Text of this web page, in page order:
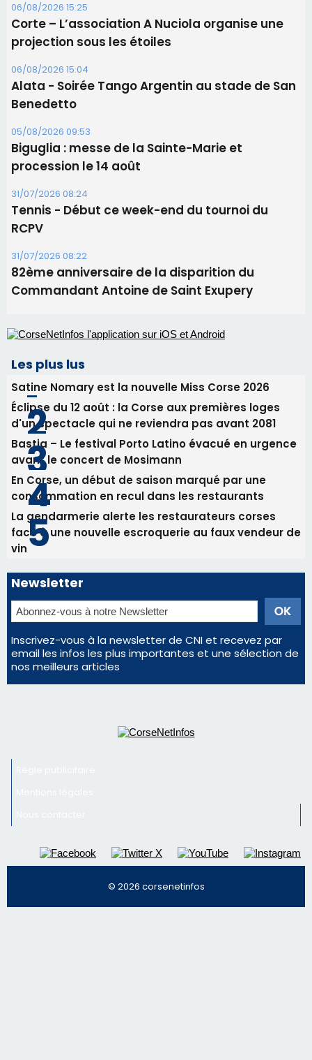
06/08/2026 15:25
Corte – L’association A Nuciola organise une
projection sous les étoiles
06/08/2026 15:04
Alata - Soirée Tango Argentin au stade de San
Benedetto
05/08/2026 09:53
Biguglia : messe de la Sainte-Marie et
procession le 14 août
31/07/2026 08:24
Tennis - Début ce week-end du tournoi du
RCPV
31/07/2026 08:22
82ème anniversaire de la disparition du
Commandant Antoine de Saint Exupery
Les plus lus
Satine Nomary est la nouvelle Miss Corse 2026
Éclipse du 12 août : la Corse aux premières loges
d'un spectacle qui ne reviendra pas avant 2081
Bastia – Le festival Porto Latino évacué en urgence
avant le concert de Mosimann
En Corse, un début de saison marqué par une
consommation en recul dans les restaurants
La gendarmerie alerte les restaurateurs corses
face à une nouvelle escroquerie au faux vendeur de
vin
Newsletter
Inscrivez-vous à la newsletter de CNI et recevez par
email les infos les plus importantes et une sélection de
nos meilleurs articles
© 2026 corsenetinfos